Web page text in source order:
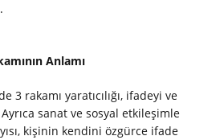
Anlamı
3 rakamı yaratıcılığı, ifadeyi ve
sanat ve sosyal etkileşimle
kişinin kendini özgürce ifade